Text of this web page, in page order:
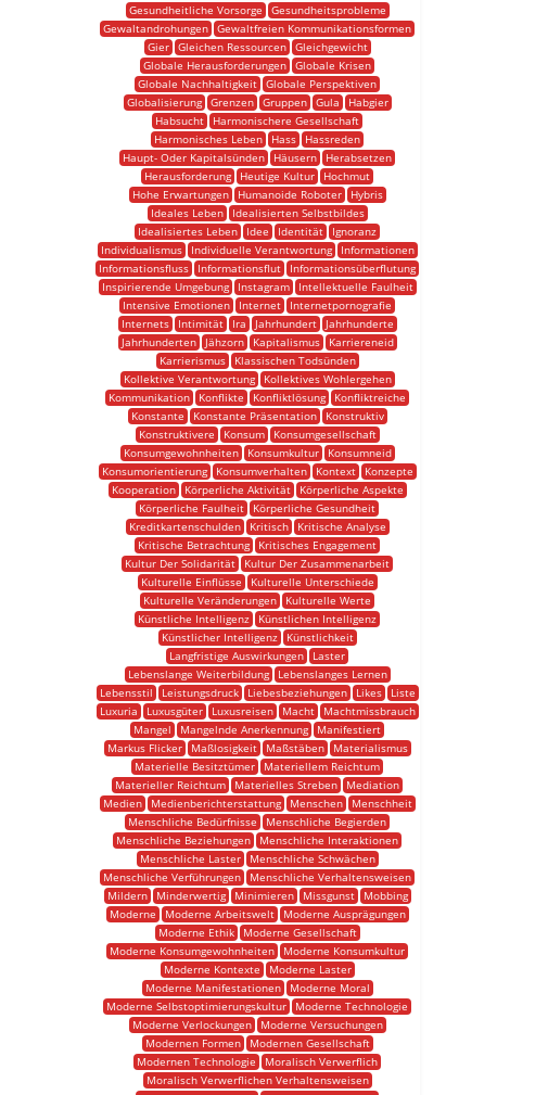
Gesundheitliche Vorsorge
Gesundheitsprobleme
Gewaltandrohungen Gewaltfreien Kommunikationsformen
Gier
Gleichen Ressourcen
Gleichgewicht
Globale Herausforderungen Globale Krisen
Globale Nachhaltigkeit Globale Perspektiven
Globalisierung
Grenzen Gruppen Gula
Habgier
Habsucht
Harmonischere Gesellschaft
Harmonisches Leben
Hass
Hassreden
Haupt- Oder Kapitalsünden
Häusern
Herabsetzen
Herausforderung
Heutige Kultur
Hochmut
Hohe Erwartungen
Humanoide Roboter
Hybris
Ideales Leben
Idealisierten Selbstbildes
Idealisiertes Leben
Idee Identität
Ignoranz
Individualismus
Individuelle Verantwortung
Informationen
Informationsfluss
Informationsflut
Informationsüberflutung
Inspirierende Umgebung
Instagram
Intellektuelle Faulheit
Intensive Emotionen
Internet
Internetpornografie
Internets
Intimität Ira Jahrhundert
Jahrhunderte
Jahrhunderten
Jähzorn Kapitalismus
Karriereneid
Karrierismus
Klassischen Todsünden
Kollektive Verantwortung
Kollektives Wohlergehen
Kommunikation
Konflikte Konfliktlösung
Konfliktreiche
Konstante
Konstante Präsentation
Konstruktiv
Konstruktivere
Konsum
Konsumgesellschaft
Konsumgewohnheiten
Konsumkultur
Konsumneid
Konsumorientierung
Konsumverhalten Kontext
Konzepte
Kooperation
Körperliche Aktivität
Körperliche Aspekte
Körperliche Faulheit
Körperliche Gesundheit
Kreditkartenschulden
Kritisch
Kritische Analyse
Kritische Betrachtung
Kritisches Engagement
Kultur Der Solidarität
Kultur Der Zusammenarbeit
Kulturelle Einflüsse
Kulturelle Unterschiede
Kulturelle Veränderungen
Kulturelle Werte
Künstliche Intelligenz
Künstlichen Intelligenz
Künstlicher Intelligenz
Künstlichkeit
Langfristige Auswirkungen
Laster
Lebenslange Weiterbildung
Lebenslanges Lernen
Lebensstil
Leistungsdruck Liebesbeziehungen Likes
Liste
Luxuria
Luxusgüter Luxusreisen Macht
Machtmissbrauch
Mangel
Mangelnde Anerkennung
Manifestiert
Markus Flicker
Maßlosigkeit Maßstäben
Materialismus
Materielle Besitztümer
Materiellem Reichtum
Materieller Reichtum
Materielles Streben
Mediation
Medien
Medienberichterstattung Menschen
Menschheit
Menschliche Bedürfnisse
Menschliche Begierden
Menschliche Beziehungen
Menschliche Interaktionen
Menschliche Laster
Menschliche Schwächen
Menschliche Verführungen
Menschliche Verhaltensweisen
Mildern
Minderwertig Minimieren Missgunst
Mobbing
Moderne
Moderne Arbeitswelt
Moderne Ausprägungen
Moderne Ethik
Moderne Gesellschaft
Moderne Konsumgewohnheiten
Moderne Konsumkultur
Moderne Kontexte
Moderne Laster
Moderne Manifestationen
Moderne Moral
Moderne Selbstoptimierungskultur
Moderne Technologie
Moderne Verlockungen
Moderne Versuchungen
Modernen Formen
Modernen Gesellschaft
Modernen Technologie
Moralisch Verwerflich
Moralisch Verwerflichen Verhaltensweisen